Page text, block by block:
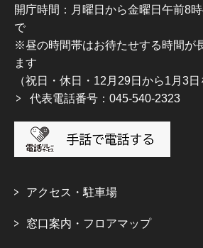
開庁時間：月曜日から金曜日午前8
で
※昼の時間帯はお待たせする時間が
ます
（祝日・休日・12月29日から1月3日
代表電話番号：045-540-2323
アクセス・駐車場
窓口案内・フロアマップ